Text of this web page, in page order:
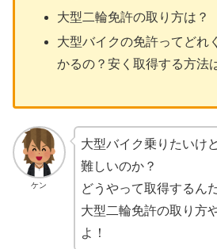
大型二輪免許の取り方は？
大型バイクの免許ってどれ
かるの？安く取得する方法
ケン
大型バイク乗りたいけ
難しいのか？
どうやって取得するん
大型二輪免許の取り方
よ！